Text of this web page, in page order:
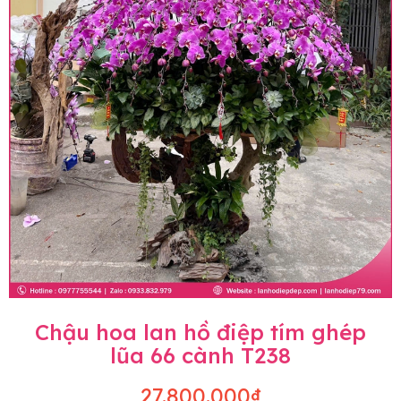
Chậu hoa lan hồ điệp tím ghép
lũa 66 cành T238
27.800.000₫